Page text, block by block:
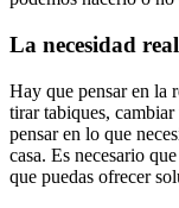
La necesidad
Hay que pensar en la
tirar tabiques,
pensar en lo que
casa. Es necesario
que puedas ofrecer